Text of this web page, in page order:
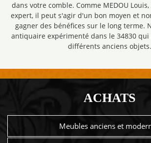
dans votre comble. Comme MEDOU
expert, il peut s'agir d'un bon moyen et
gagner des bénéfices sur le long terme.
antiquaire expérimenté dans le 34830
différents anciens objets.
ACHATS
Meubles anciens et